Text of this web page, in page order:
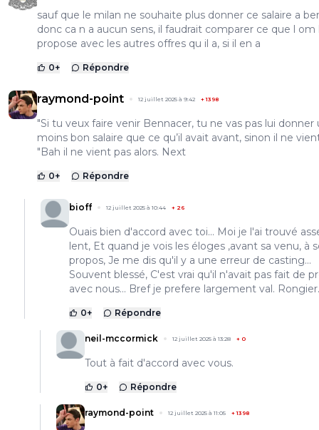
sauf que le milan ne souhaite plus donner ce salaire a
donc ca n a aucun sens, il faudrait comparer ce que l om
propose avec les autres offres qu il a, si il en a
0+ Répondre
raymond-point 12 juillet 2025 à 9:42 +1398
"Si tu veux faire venir Bennacer, tu ne vas pas lui donner
moins bon salaire que ce qu’il avait avant, sinon il ne
"Bah il ne vient pas alors. Next
0+ Répondre
bioff 12 juillet 2025 à 10:44 + 26
Ouais bien d'accord avec toi... Moi je l'ai trouvé
lent, Et quand je vois les éloges ,avant sa venu, à
propos, Je me dis qu'il y a une erreur de casting...
Souvent blessé, C'est vrai qu'il n'avait pas fait de
avec nous... Bref je prefere largement val.
0+ Répondre
neil-mccormick 12 juillet 2025 à 13:28 + 0
Tout à fait d'accord avec vous.
0+ Répondre
raymond-point 12 juillet 2025 à 11:05 +1398